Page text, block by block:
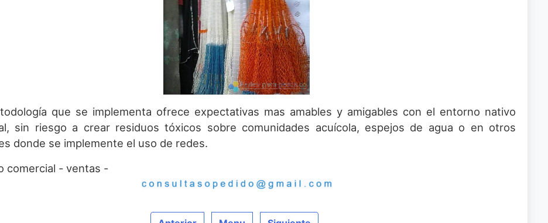
que se implementa ofrece expectativas mas amables y amigables con el entorno nativo
sin riesgo a crear residuos tóxicos sobre comunidades acuícola, espejos de agua o en otros
donde se implemente el uso de redes.
comercial - ventas -